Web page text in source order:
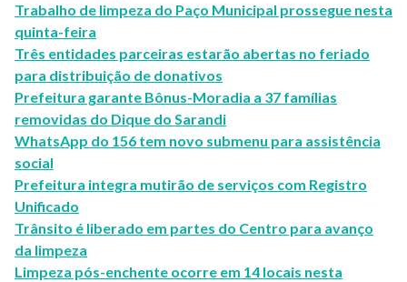
Trabalho de limpeza do Paço Municipal prossegue nesta
quinta-feira
Três entidades parceiras estarão abertas no feriado
para distribuição de donativos
Prefeitura garante Bônus-Moradia a 37 famílias
removidas do Dique do Sarandi
WhatsApp do 156 tem novo submenu para assistência
social
Prefeitura integra mutirão de serviços com Registro
Unificado
Trânsito é liberado em partes do Centro para avanço
da limpeza
Limpeza pós-enchente ocorre em 14 locais nesta